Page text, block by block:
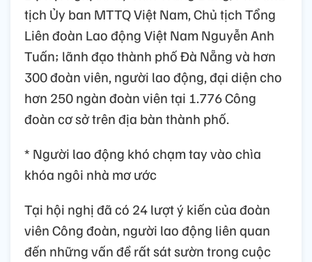
tịch Ủy ban MTTQ Việt Nam, Chủ tịch Tổng
Liên đoàn Lao động Việt Nam Nguyễn Anh
Tuấn; lãnh đạo thành phố Đà Nẵng và hơn
300 đoàn viên, người lao động, đại diện cho
hơn 250 ngàn đoàn viên tại 1.776 Công
đoàn cơ sở trên địa bàn thành phố.
* Người lao động khó chạm tay vào chìa
khóa ngôi nhà mơ ước
Tại hội nghị đã có 24 lượt ý kiến của đoàn
viên Công đoàn, người lao động liên quan
đến những vấn đề rất sát sườn trong cuộc